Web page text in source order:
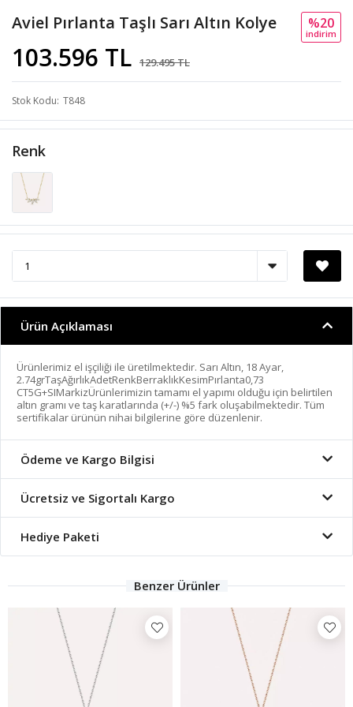
Aviel Pırlanta Taşlı Sarı Altın Kolye
103.596 TL 129.495 TL
%20
i̇ndi̇ri̇m
Stok Kodu T848
Renk
Ürün Açıklaması
Ürünlerimiz el işçiliği ile üretilmektedir. Sarı Altın, 18 Ayar,
2.74grTaşAğırlıkAdetRenkBerraklıkKesimPırlanta0,73
CT5G+SIMarkizÜrünlerimizin tamamı el yapımı olduğu için belirtilen
altın gramı ve taş karatlarında (+/-) %5 fark oluşabilmektedir. Tüm
sertifikalar ürünün nihai bilgilerine göre düzenlenir.
Ödeme ve Kargo Bilgisi
Ücretsiz ve Sigortalı Kargo
Hediye Paketi
Benzer Ürünler